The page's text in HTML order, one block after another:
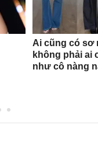
Ai cũng có sơ
không phải ai
như cô nàng